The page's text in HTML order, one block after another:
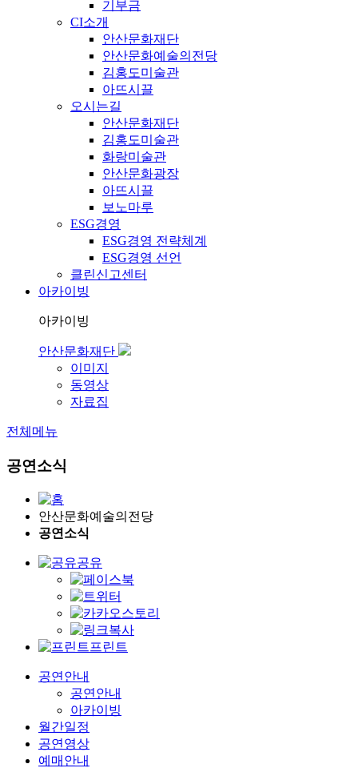
기부금
CI소개
안산문화재단
안산문화예술의전당
김홍도미술관
아뜨시끌
오시는길
안산문화재단
김홍도미술관
화랑미술관
안산문화광장
아뜨시끌
보노마루
ESG경영
ESG경영 전략체계
ESG경영 선언
클린신고센터
아카이빙
아카이빙
안산문화재단
이미지
동영상
자료집
전체메뉴
공연소식
안산문화예술의전당
공연소식
공유
프린트
공연안내
공연안내
아카이빙
월간일정
공연영상
예매안내